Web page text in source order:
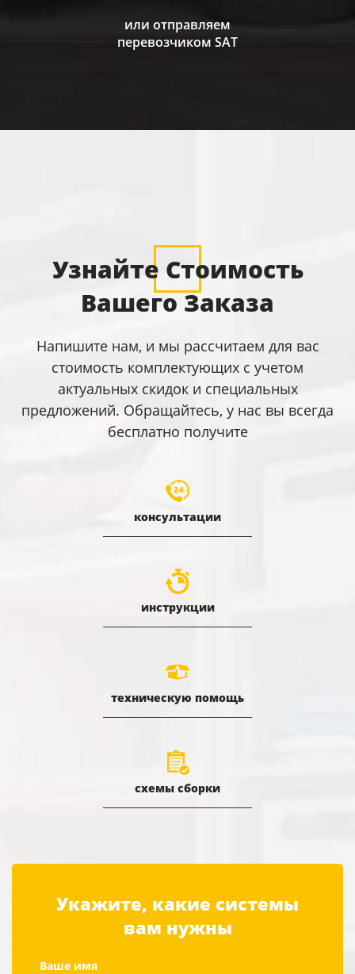
или отправляем
перевозчиком SAT
Узнайте Стоимость
Вашего Заказа
Напишите нам, и мы рассчитаем для вас
стоимость комплектующих с учетом
актуальных скидок и специальных
предложений. Обращайтесь, у нас вы всегда
бесплатно получите
консультации
инструкции
техническую помощь
схемы сборки
Укажите, какие системы
вам нужны
Ваше имя